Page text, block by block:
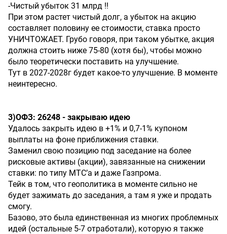
-Чистый убыток 31 млрд !!
При этом растет чистый долг, а убыток на акцию
составляет половину ее стоимости, ставка просто
УНИЧТОЖАЕТ. Грубо говоря, при таком убытке, акция
должна стоить ниже 75-80 (хотя бы), чтобы можно
было теоретически поставить на улучшение.
Тут в 2027-2028г будет какое-то улучшение. В моменте
неинтересно.
3)ОФЗ: 26248 - закрываю идею
Удалось закрыть идею в +1% и 0,7-1% купоном
выплаты на фоне приближения ставки.
Заменил свою позицию под заседание на более
рисковые активы (акции), завязанные на снижении
ставки: по типу МТС’а и даже Газпрома.
Тейк в том, что геополитика в моменте сильно не
будет зажимать до заседания, а там я уже и продать
смогу.
Базово, это была единственная из многих проблемных
идей (остальные 5-7 отработали), которую я также